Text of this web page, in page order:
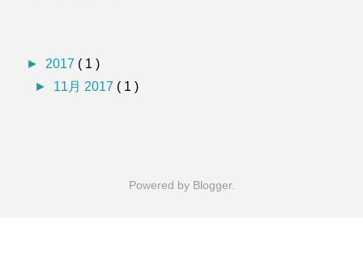
► 2017 ( 1 )
► 11月 2017 ( 1 )
Powered by Blogger.